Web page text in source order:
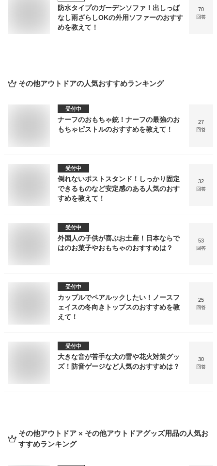
防水タイプのガーデンソファ！出しっぱ
なし雨ざらしOKの外用ソファーのおすす
めを教えて！
70
回答
その他アウトドアの人気おすすめランキング
受付中
ナーフのおもちゃ銃！ナーフの最強のお
もちゃピストルのおすすめを教えて！
27
回答
受付中
倒れないポストスタンド！しっかり固定
できるものなど安定感のある人気のおす
すめを教えて！
32
回答
受付中
外国人の子供が喜ぶお土産！日本ならで
はのお菓子やおもちゃのおすすめは？
53
回答
受付中
カップルでペアルックしたい！ノースフ
ェイスの冬向きトップスのおすすめを教
えて！
25
回答
受付中
大きな音が苦手な犬の雷や花火対策グッ
ズ！防音ゲージなど人気のおすすめは？
30
回答
その他アウトドア × その他アウトドアグッズ用品の人気お
すすめランキング